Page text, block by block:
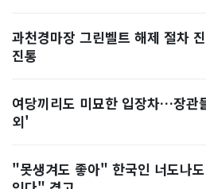
과천경마장 그린벨트 해제 절차
진통
여당끼리도 미묘한 입장차…장관
외'
"못생겨도 좋아" 한국인 너도나